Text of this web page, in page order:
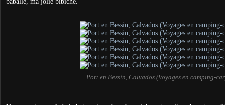
baballe, ma jolie bibiche.
Port en Bessin, Calvados (Voyages en camping-